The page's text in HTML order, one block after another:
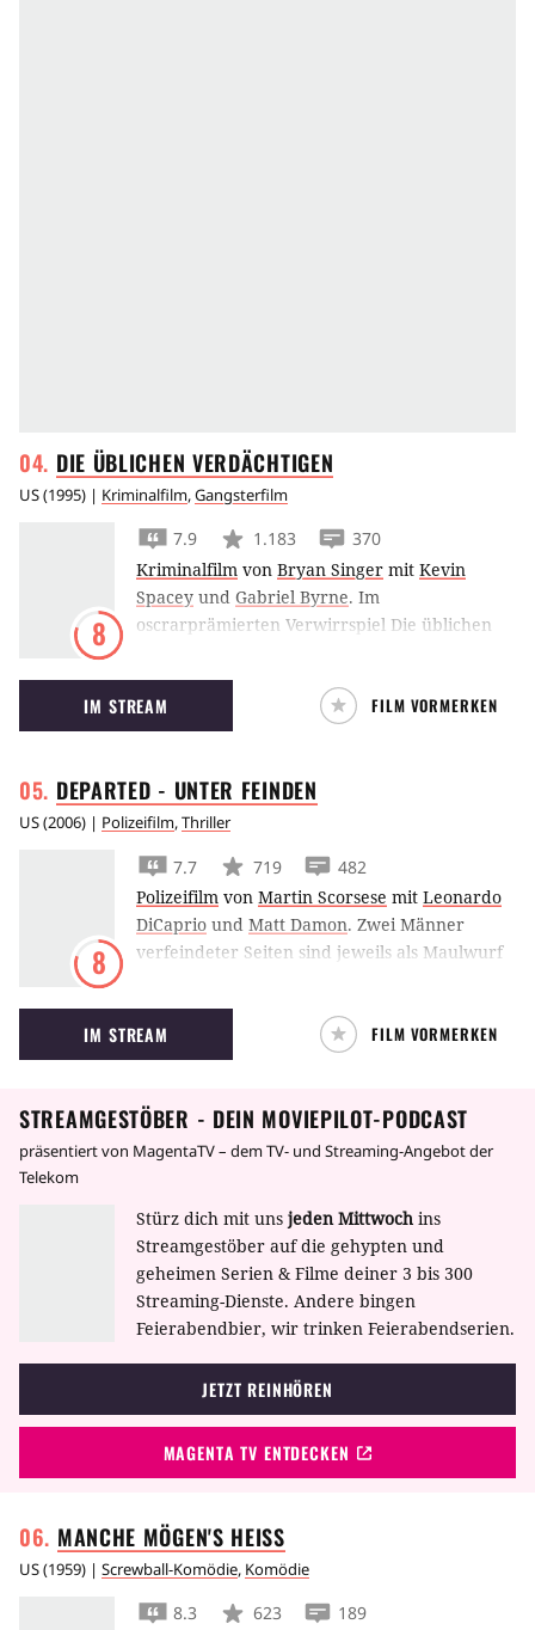
DIE ÜBLICHEN VERDÄCHTIGEN
US(1995) | Kriminalfilm,Gangsterfilm
8
7.9 1.183
370
Kriminalfilm von Bryan Singer mit Kevin
Spacey und Gabriel Byrne. Im
oscrarprämierten Verwirrspiel Die üblichen
vom legendären Keyser Soze zu einem Job
gezwungen. Bryan Singers Thriller beinhaltet
einen der bekanntesten Twists der
IM STREAM FILM VORMERKEN
DEPARTED - UNTER FEINDEN
US(2006) | Polizeifilm,Thriller
8
7.7 719
482
Polizeifilm von Martin Scorsese mit Leonardo
DiCaprio und Matt Damon. Zwei Männer
verfeindeter Seiten sind jeweils als Maulwurf
und laufen Gefahr jederzeit entdeckt zu
werden.
IM STREAM FILM VORMERKEN
STREAMGESTÖBER - DEIN MOVIEPILOT-PODCAST
präsentiert von MagentaTV – dem TV- und Streaming-Angebot der
Telekom
Stürz dich mit uns jeden Mittwoch ins
Streamgestöber auf die gehypten und
geheimen Serien & Filme deiner 3 bis 300
Streaming-Dienste. Andere bingen
Feierabendbier, wir trinken Feierabendserien.
JETZT REINHÖREN
MAGENTA TV ENTDECKEN
MANCHE MÖGEN'S HEISS
US(1959) | Screwball-Komödie, Komödie
8.3 623 189